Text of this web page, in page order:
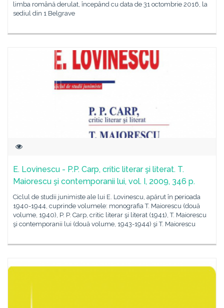
limba română derulat, începând cu data de 31 octombrie 2016, la
sediul din 1 Belgrave
E. Lovinescu - P.P. Carp, critic literar şi literat. T.
Maiorescu şi contemporanii lui, vol. I, 2009, 346 p.
Ciclul de studii junimiste ale lui E. Lovinescu, apărut în perioada
1940-1944, cuprinde volumele: monografia T. Maiorescu (două
volume, 1940), P. P. Carp, critic literar şi literat (1941), T. Maiorescu
şi contemporanii lui (două volume, 1943-1944) şi T. Maiorescu